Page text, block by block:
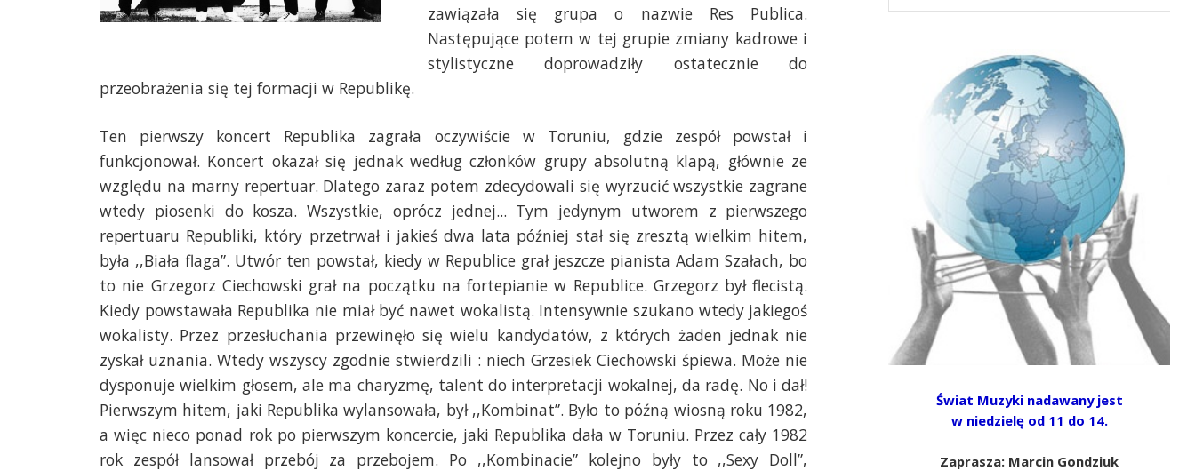
zawiązała się grupa o nazwie Res Publica.
Następujące potem w tej grupie zmiany kadrowe i
stylistyczne doprowadziły ostatecznie do
przeobrażenia się tej formacji w Republikę.
Ten pierwszy koncert Republika zagrała oczywiście w Toruniu, gdzie zespół powstał i
funkcjonował. Koncert okazał się jednak według członków grupy absolutną klapą, głównie ze
względu na marny repertuar. Dlatego zaraz potem zdecydowali się wyrzucić wszystkie zagrane
wtedy piosenki do kosza. Wszystkie, oprócz jednej... Tym jedynym utworem z pierwszego
repertuaru Republiki, który przetrwał i jakieś dwa lata później stał się zresztą wielkim hitem,
była ,,Biała flaga”. Utwór ten powstał, kiedy w Republice grał jeszcze pianista Adam Szałach, bo
to nie Grzegorz Ciechowski grał na początku na fortepianie w Republice. Grzegorz był flecistą.
Kiedy powstawała Republika nie miał być nawet wokalistą. Intensywnie szukano wtedy jakiegoś
wokalisty. Przez przesłuchania przewinęło się wielu kandydatów, z których żaden jednak nie
zyskał uznania. Wtedy wszyscy zgodnie stwierdzili : niech Grzesiek Ciechowski śpiewa. Może nie
dysponuje wielkim głosem, ale ma charyzmę, talent do interpretacji wokalnej, da radę. No i dał!
Pierwszym hitem, jaki Republika wylansowała, był ,,Kombinat”. Było to późną wiosną roku 1982,
a więc nieco ponad rok po pierwszym koncercie, jaki Republika dała w Toruniu. Przez cały 1982
rok zespół lansował przebój za przebojem. Po ,,Kombinacie” kolejno były to ,,Sexy Doll”,
Świat Muzyki nadawany jest
w niedzielę od 11 do 14.
Zaprasza: Marcin Gondziuk